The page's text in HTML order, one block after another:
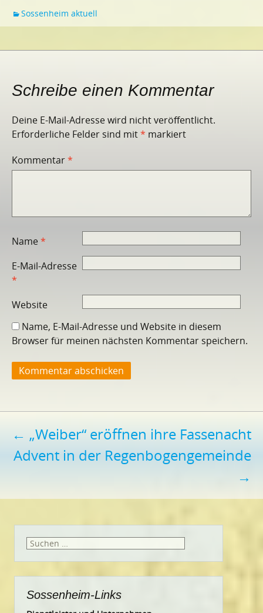
Sossenheim aktuell
Schreibe einen Kommentar
Deine E-Mail-Adresse wird nicht veröffentlicht.
Erforderliche Felder sind mit* markiert
Kommentar*
Name*
E-Mail-Adresse
*
Website
Name, E-Mail-Adresse und Website in diesem
Browser für meinen nächsten Kommentar speichern.
Beitragsnavigation
← „Weiber“ eröffnen ihre Fassenacht
Advent in der Regenbogengemeinde
→
Suchen
Sossenheim-Links